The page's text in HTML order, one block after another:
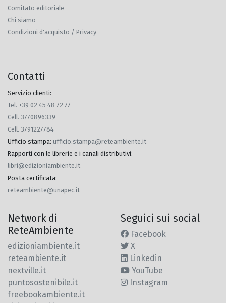
Comitato editoriale
Chi siamo
Condizioni d'acquisto / Privacy
Contatti
Servizio clienti:
Tel. +39 02 45 48 72 77
Cell. 3770896339
Cell. 3791227784
Ufficio stampa: ufficio.stampa@reteambiente.it
Rapporti con le librerie e i canali distributivi:
libri@edizioniambiente.it
Posta certificata:
reteambiente@unapec.it
Network di
ReteAmbiente
edizioniambiente.it
reteambiente.it
nextville.it
puntosostenibile.it
freebookambiente.it
Seguici sui social
Facebook
X
Linkedin
YouTube
Instagram